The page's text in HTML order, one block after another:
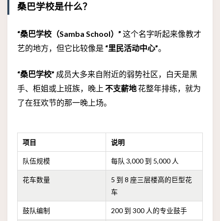
桑巴学校是什么？
“桑巴学校（Samba School）” 这个名字听起来像教才
艺的地方，但它比较像是 “里民活动中心”。
“桑巴学校” 成员大多来自附近的弱势社区，白天是黑
手、柜姐或上班族，晚上 不支薪地 花整年排练，就为
了在狂欢节的那一晚上场。
项目 说明
队伍规模 每队 3,000 到 5,000 人
花车数量
5 到 8 座三层楼高的巨型花
车
鼓队编制 200 到 300 人的专业鼓手